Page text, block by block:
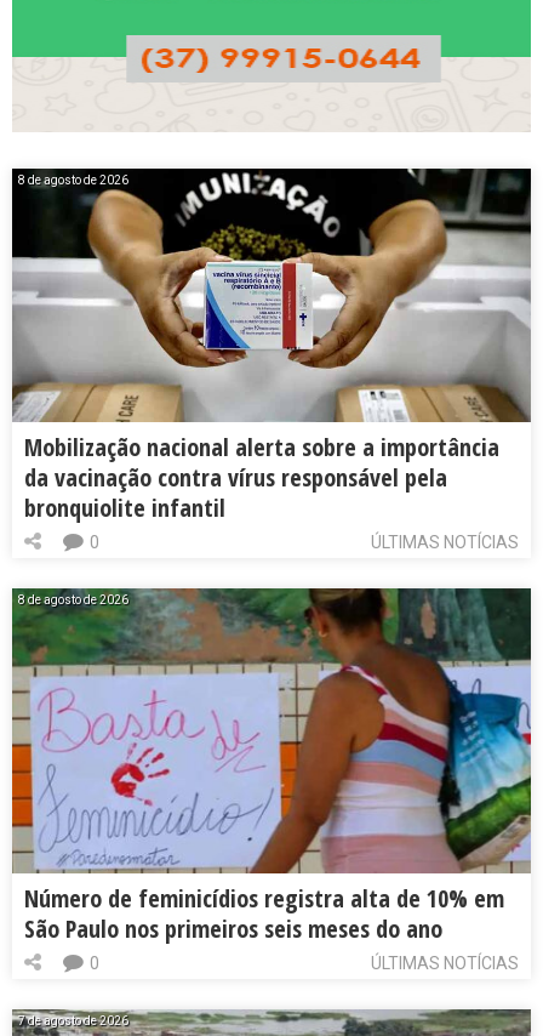
8 de agosto de 2026
Mobilização nacional alerta sobre a importância
da vacinação contra vírus responsável pela
bronquiolite infantil
ÚLTIMAS NOTÍCIAS
0
8 de agosto de 2026
Número de feminicídios registra alta de 10% em
São Paulo nos primeiros seis meses do ano
ÚLTIMAS NOTÍCIAS
0
7 de agosto de 2026